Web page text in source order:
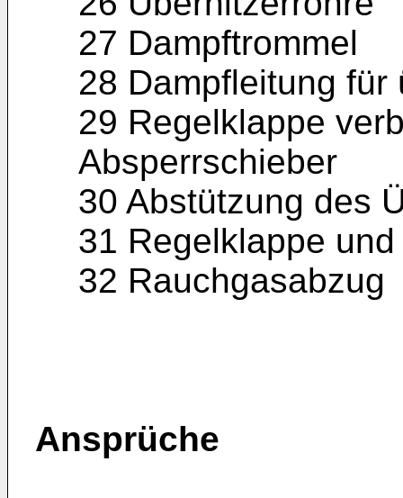
27 Dampftrommel
28 Dampfleitung für
29 Regelklappe
Absperrschieber
30 Abstützung des
31 Regelklappe
32 Rauchgasabzug
Ansprüche